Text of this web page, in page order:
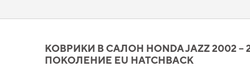
вашего внимания
Коврики из EVA материала отличаются высоким качеством и
КОВРИКИ В САЛОН HONDA JAZZ 2002 –
ПОКОЛЕНИЕ EU HATCHBACK